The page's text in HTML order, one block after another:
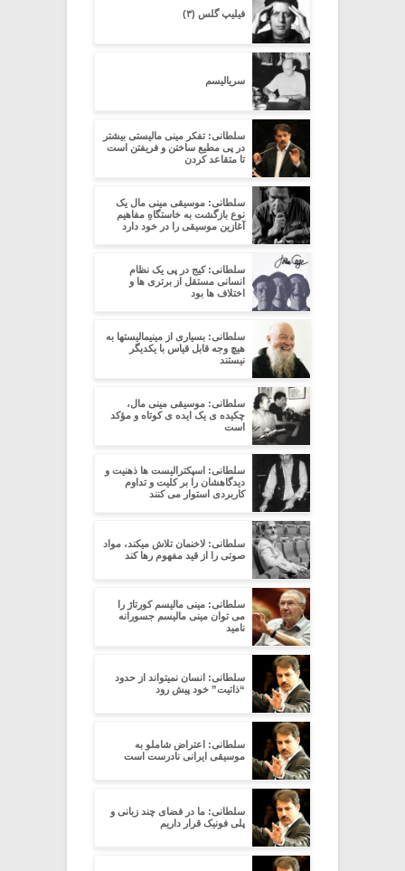
فیلیپ گلس (۳)
سریالیسم
سلطانی: تفکر مینی مالیستی بیشتر
در پی مطیع ساختن و فریفتن است
تا متقاعد کردن
سلطانی: موسیقی مینی مال یک
نوع بازگشت به خاستگاهِ مفاهیم
آغازین موسیقی را در خود دارد
سلطانی: کیج در پی یک نظام
انسانی مستقل از برتری ها و
اختلاف ها بود
سلطانی: بسیاری از مینیمالیستها به
هیچ وجه قابل قیاس با یکدیگر
نیستند
سلطانی: موسیقی مینی مال،
چکیده ی یک ایده ی کوتاه و مؤکد
است
سلطانی: اسپکترالیست ها ذهنیت و
دیدگاهشان را بر کلیت و تداوم
کاربردی استوار می کنند
سلطانی: لاخنمان تلاش میکند، مواد
صوتی را از قید مفهوم رها کند
سلطانی: مینی مالیسم کورتاژ را
می توان مینی مالیسم جسورانه
نامید
سلطانی: انسان نمیتواند از حدود
“ذاتیت” خود پیش رود
سلطانی: اعتراض شاملو به
موسیقی ایرانی نادرست است
سلطانی: ما در فضای چند زبانی و
پلی فونیک قرار داریم